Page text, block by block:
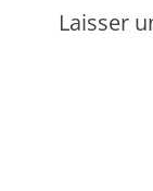
sur 1998
Christin -
Laisser